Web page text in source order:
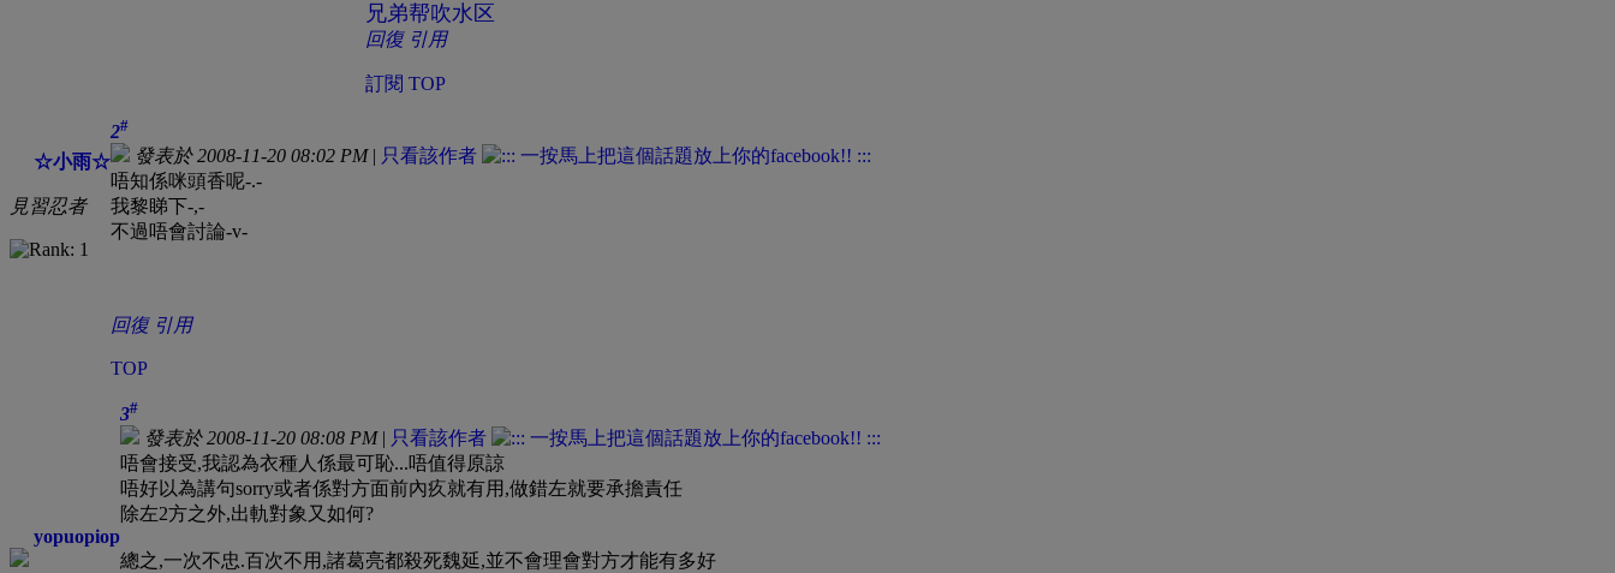
兄弟帮吹水区
回復 引用
訂閱 TOP
☆小雨☆
見習忍者
2#
發表於 2008-11-20 08:02 PM| 只看該作者
唔知係咪頭香呢-.-
我黎睇下-,-
不過唔會討論-v-
回復 引用
TOP
yopuopiop
3#
發表於 2008-11-20 08:08 PM| 只看該作者
唔會接受,我認為衣種人係最可恥...唔值得原諒
唔好以為講句sorry或者係對方面前內疚就有用,做錯左就要承擔責任
除左2方之外,出軌對象又如何?
總之,一次不忠.百次不用,諸葛亮都殺死魏延,並不會理會對方才能有多好